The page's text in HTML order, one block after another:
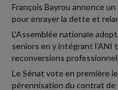
François Bayrou annonce
pour enrayer la dette et
L'Assemblée nationale
seniors en y intégrant l'ANI
reconversions
Le Sénat vote en première
pérennisation du contrat de